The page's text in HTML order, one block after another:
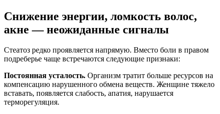
Снижение энергии, ломкость волос,
акне — неожиданные сигналы
Стеатоз редко проявляется напрямую. Вместо боли в правом
подреберье чаще встречаются следующие признаки:
Постоянная усталость. Организм тратит больше ресурсов на
компенсацию нарушенного обмена веществ. Женщине тяжело
вставать, появляется слабость, апатия, нарушается
терморегуляция.